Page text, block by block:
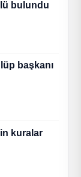
bulundu
başkanı
kuralar